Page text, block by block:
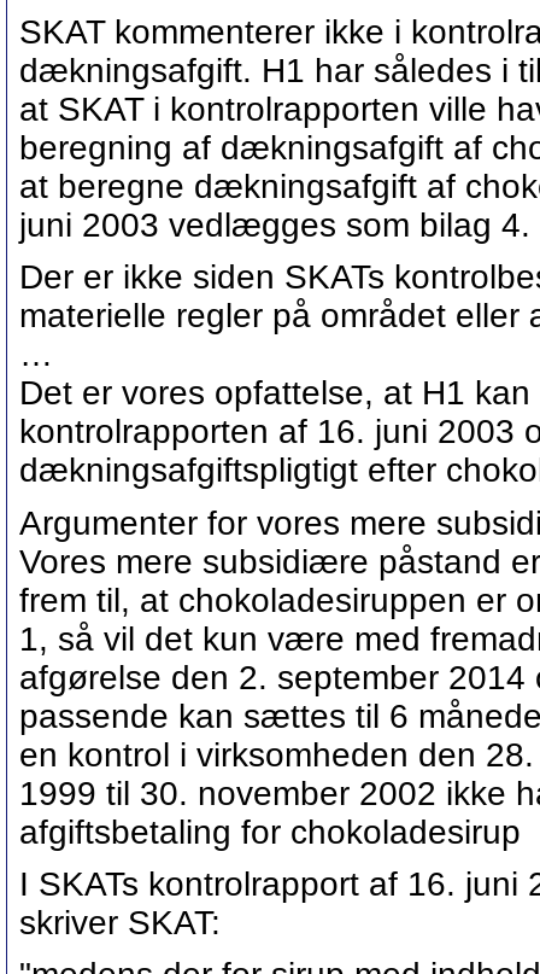
SKAT kommenterer ikke i
dækningsafgift. H1 har således i
at SKAT i kontrolrapporten ville
beregning af dækningsafgift af
at beregne dækningsafgift af
juni 2003 vedlægges som bilag 4.
Der er ikke siden SKATs
materielle regler på området
…
Det er vores opfattelse, at H1
kontrolrapporten af 16. juni 2003
dækningsafgiftspligtigt efter
Argumenter for vores mere
Vores mere subsidiære påstand
frem til, at chokoladesiruppen er
1, så vil det kun være med
afgørelse den 2. september
passende kan sættes til 6
en kontrol i virksomheden den
1999 til 30. november 2002 ikke
afgiftsbetaling for chokoladesirup
I SKATs kontrolrapport af 16.
skriver SKAT: